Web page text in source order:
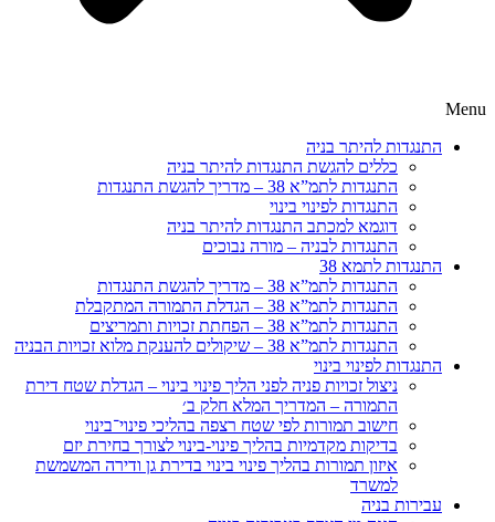
Menu
התנגדות להיתר בניה
כללים להגשת התנגדות להיתר בניה
התנגדות לתמ”א 38 – מדריך להגשת התנגדות
התנגדות לפינוי בינוי
דוגמא למכתב התנגדות להיתר בניה
התנגדות לבניה – מורה נבוכים
התנגדות לתמא 38
התנגדות לתמ”א 38 – מדריך להגשת התנגדות
התנגדות לתמ”א 38 – הגדלת התמורה המתקבלת
התנגדות לתמ”א 38 – הפחתת זכויות ותמריצים
התנגדות לתמ”א 38 – שיקולים להענקת מלוא זכויות הבניה
התנגדות לפינוי בינוי
ניצול זכויות פניה לפני הליך פינוי בינוי – הגדלת שטח דירת
התמורה – המדריך המלא חלק ב׳
חישוב תמורות לפי שטח רצפה בהליכי פינוי־בינוי
בדיקות מקדמיות בהליך פינוי-בינוי לצורך בחירת יזם
איזון תמורות בהליך פינוי בינוי בדירת גן ודירה המשמשת
למשרד
עבירות בניה